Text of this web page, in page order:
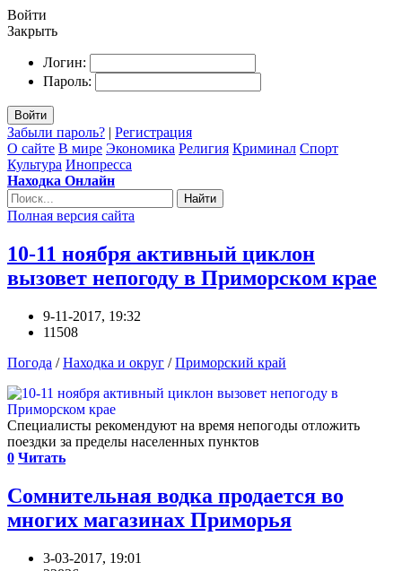
Войти
Закрыть
Логин:
Пароль:
Войти
Забыли пароль? | Регистрация
О сайте В мире Экономика Религия Криминал Спорт
Культура Инопресса
Находка Онлайн
Найти
Полная версия сайта
10-11 ноября активный циклон
вызовет непогоду в Приморском крае
9-11-2017, 19:32
11508
Погода /Находка и округ /Приморский край
Специалисты рекомендуют на время непогоды отложить
поездки за пределы населенных пунктов
0 Читать
Сомнительная водка продается во
многих магазинах Приморья
3-03-2017, 19:01